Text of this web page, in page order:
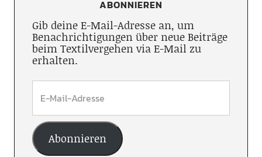
ABONNIEREN
Gib deine E-Mail-Adresse an, um
Benachrichtigungen über neue Beiträge
beim Textilvergehen via E-Mail zu
erhalten.
Abonnieren